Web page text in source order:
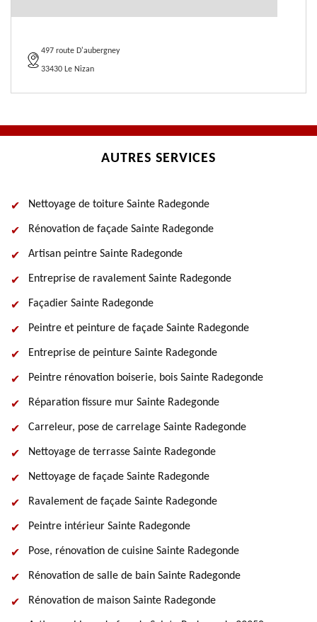
497 route D'aubergney
33430 Le Nizan
AUTRES SERVICES
Nettoyage de toiture Sainte Radegonde
Rénovation de façade Sainte Radegonde
Artisan peintre Sainte Radegonde
Entreprise de ravalement Sainte Radegonde
Façadier Sainte Radegonde
Peintre et peinture de façade Sainte Radegonde
Entreprise de peinture Sainte Radegonde
Peintre rénovation boiserie, bois Sainte Radegonde
Réparation fissure mur Sainte Radegonde
Carreleur, pose de carrelage Sainte Radegonde
Nettoyage de terrasse Sainte Radegonde
Nettoyage de façade Sainte Radegonde
Ravalement de façade Sainte Radegonde
Peintre intérieur Sainte Radegonde
Pose, rénovation de cuisine Sainte Radegonde
Rénovation de salle de bain Sainte Radegonde
Rénovation de maison Sainte Radegonde